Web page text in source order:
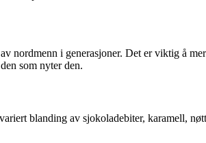
i generasjoner. Det er viktig å
som nyter den.
blanding av sjokoladebiter, karamell,